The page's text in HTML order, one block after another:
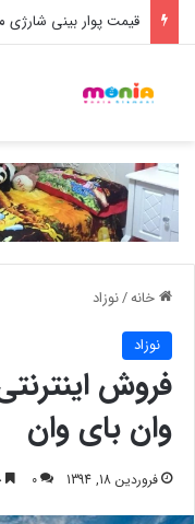
خرید عمده ست مانیکور
خانه/نوزاد
نوزاد
فروش
وان بای وان
فروردین 18, 1394 0